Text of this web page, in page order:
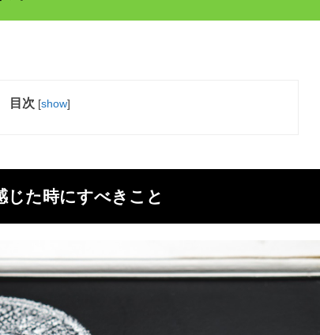
目次 [show]
じた時にすべきこと